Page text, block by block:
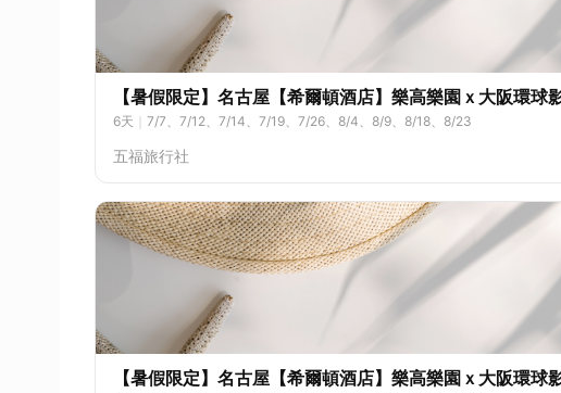
【暑假限定】名古屋【希爾頓酒店】樂高樂園ｘ大阪環球
6天 7/7、7/12、7/14、7/19、7/26、8/4、8/9、8/18、8/23
五福旅行社
【暑假限定】名古屋【希爾頓酒店】樂高樂園ｘ大阪環球